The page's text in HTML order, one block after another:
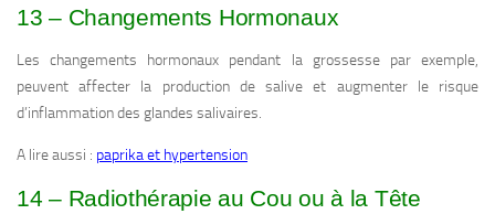
13 – Changements Hormonaux
Les changements hormonaux pendant la grossesse par exemple,
peuvent affecter la production de salive et augmenter le risque
d’inflammation des glandes salivaires.
A lire aussi : paprika et hypertension
14 – Radiothérapie au Cou ou à la Tête